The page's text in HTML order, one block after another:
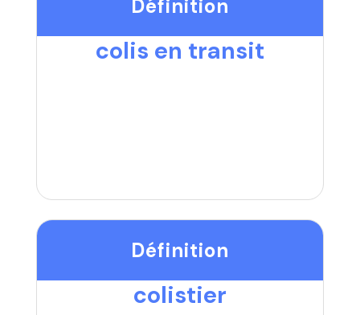
Définition
colis en transit
Définition
colistier